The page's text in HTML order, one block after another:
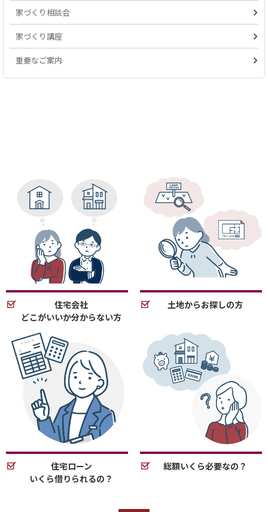
家づくり相談会
家づくり講座
重要なご案内
住宅会社
どこがいいか分からない方
土地からお探しの方
住宅ローン
いくら借りられるの？
総額いくら必要なの？